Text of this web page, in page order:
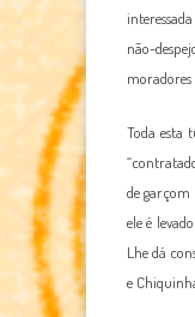
não-
Toda esta
de
ele é
Lhe dá
e